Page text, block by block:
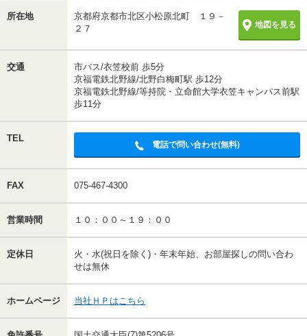
所在地
京都府京都市北区小松原北町 １９－
２７
地図を見る
交通
市バス/衣笠校前 歩5分
京福電鉄北野線/北野白梅町駅 歩12分
京福電鉄北野線/等持院・立命館大学衣笠キャンパス前駅
歩11分
TEL
電話で問い合わせ(無料)
FAX 075-467-4300
営業時間 １０：００～１９：００
定休日
火・水(祝日を除く)・年末年始、お部屋探しの問い合わ
せは無休
ホームページ 当社ＨＰはこちら